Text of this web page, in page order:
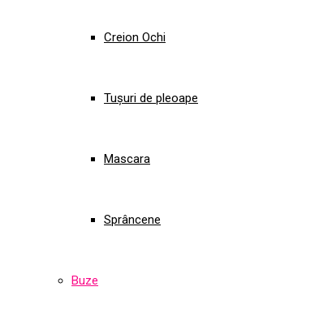
Creion Ochi
Tușuri de pleoape
Mascara
Sprâncene
Buze